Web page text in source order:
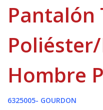
Pantalón
Hombre
6325005- GOURDON